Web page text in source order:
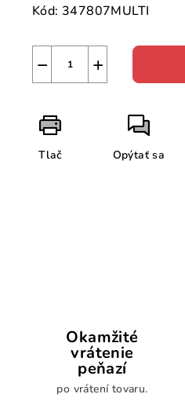
Kód: 347807MULTI
+
−
Tlač Opýtať sa
Okamžité
vrátenie
peňazí
po vrátení tovaru.